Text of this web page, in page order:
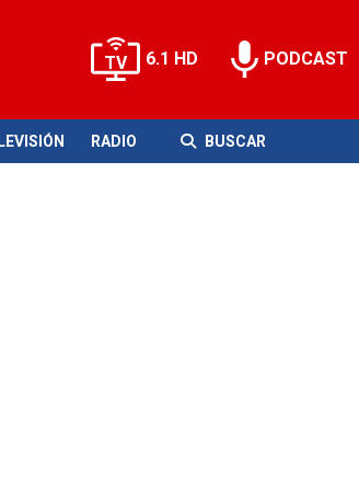
6.1 HD PODCAST
RADIO BUSCAR